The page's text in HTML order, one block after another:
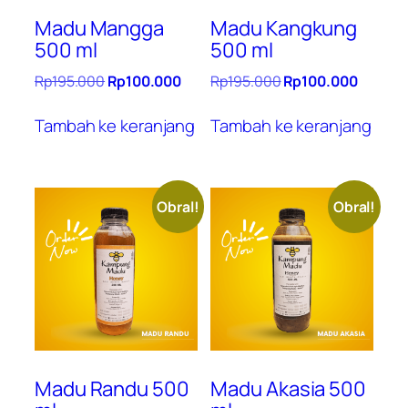
Madu Mangga
500 ml
Rp195.000Harga
adalah:
Rp195.000.
Rp100.000Harga
ini
adalah:
Tambah ke keranjang
Madu Kangkung
500 ml
Rp195.000Harga
adalah:
Rp195.000.
Rp100.000Harga
ini
adalah:
Tambah ke keranjang
Obral!
Madu Randu 500
Obral!
Madu Akasia 500